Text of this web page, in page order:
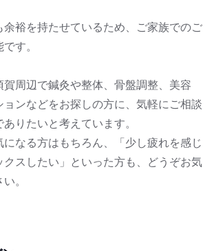
余裕を持たせているため、ご家族でのご
す。
周辺で鍼灸や整体、骨盤調整、美容
ンなどをお探しの方に、気軽にご相談
りたいと考えています。
になる方はもちろん、「少し疲れを感じ
クスしたい」といった方も、どうぞお気
。